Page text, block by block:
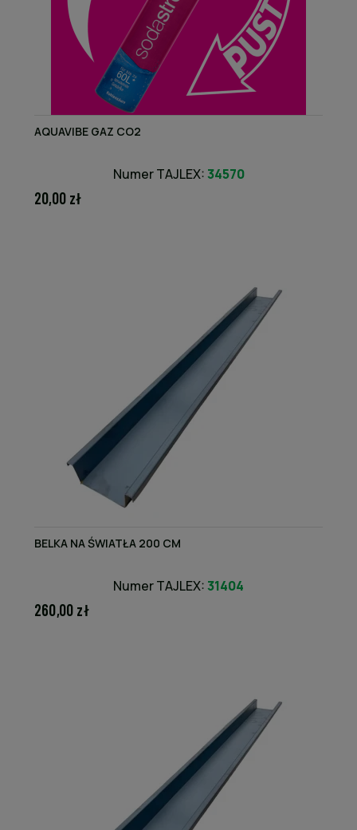
AQUAVIBE GAZ CO2
Numer TAJLEX:34570
20,00 zł
BELKA NA ŚWIATŁA 200 CM
Numer TAJLEX:31404
260,00 zł